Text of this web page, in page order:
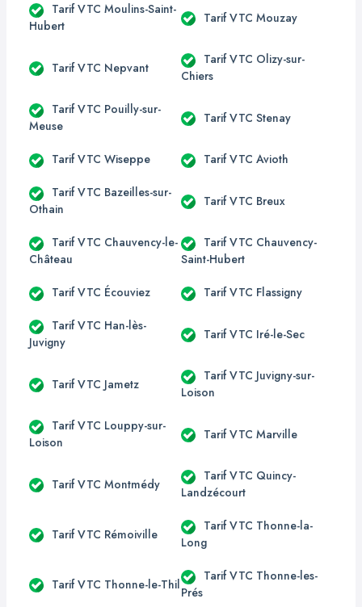
Tarif VTC Moulins-Saint-
Hubert
Tarif VTC Mouzay
Tarif VTC Nepvant
Tarif VTC Olizy-sur-
Chiers
Tarif VTC Pouilly-sur-
Meuse
Tarif VTC Stenay
Tarif VTC Wiseppe Tarif VTC Avioth
Tarif VTC Bazeilles-sur-
Othain
Tarif VTC Breux
Tarif VTC Chauvency-le-
Château
Tarif VTC Chauvency-
Saint-Hubert
Tarif VTC Écouviez Tarif VTC Flassigny
Tarif VTC Han-lès-
Juvigny
Tarif VTC Iré-le-Sec
Tarif VTC Jametz
Tarif VTC Juvigny-sur-
Loison
Tarif VTC Louppy-sur-
Loison
Tarif VTC Marville
Tarif VTC Montmédy
Tarif VTC Quincy-
Landzécourt
Tarif VTC Rémoiville
Tarif VTC Thonne-la-
Long
Tarif VTC Thonne-le-Thil
Tarif VTC Thonne-les-
Prés